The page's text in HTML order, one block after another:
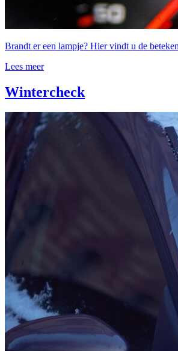
Brandt er een lampje? Hier vindt u de
Lees meer
Wintercheck